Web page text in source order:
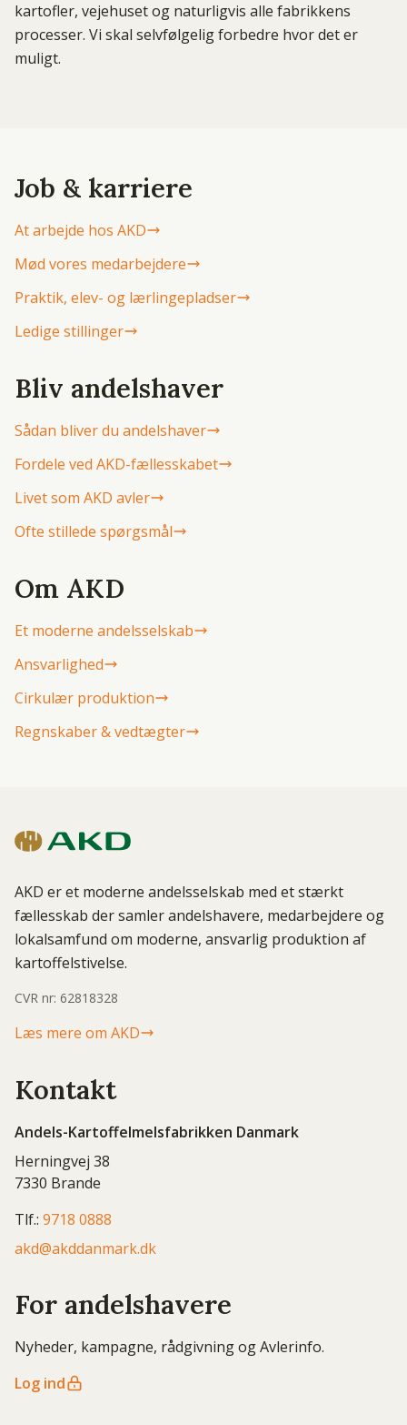
kartofler, vejehuset og naturligvis alle fabrikkens
processer. Vi skal selvfølgelig forbedre hvor det er
muligt.
Job & karriere
At arbejde hos AKD
Mød vores medarbejdere
Praktik, elev- og lærlingepladser
Ledige stillinger
Bliv andelshaver
Sådan bliver du andelshaver
Fordele ved AKD-fællesskabet
Livet som AKD avler
Ofte stillede spørgsmål
Om AKD
Et moderne andelsselskab
Ansvarlighed
Cirkulær produktion
Regnskaber & vedtægter
AKD er et moderne andelsselskab med et stærkt
fællesskab der samler andelshavere, medarbejdere og
lokalsamfund om moderne, ansvarlig produktion af
kartoffelstivelse.
CVR nr: 62818328
Læs mere om AKD
Kontakt
Andels-Kartoffelmelsfabrikken Danmark
Herningvej 38
7330 Brande
Tlf.: 9718 0888
akd@akddanmark.dk
For andelshavere
Nyheder, kampagne, rådgivning og Avlerinfo.
Log ind